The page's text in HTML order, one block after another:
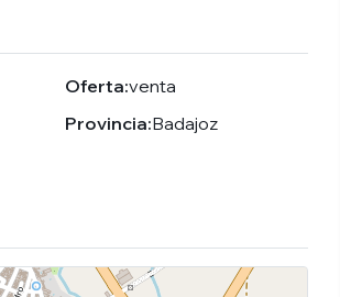
Oferta:venta
Provincia:Badajoz